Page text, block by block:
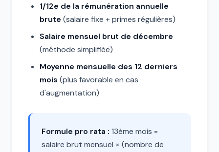
1/12e de la rémunération annuelle
brute (salaire fixe + primes régulières)
Salaire mensuel brut de décembre
(méthode simplifiée)
Moyenne mensuelle des 12 derniers
mois (plus favorable en cas
d'augmentation)
Formule pro rata : 13ème mois =
salaire brut mensuel × (nombre de